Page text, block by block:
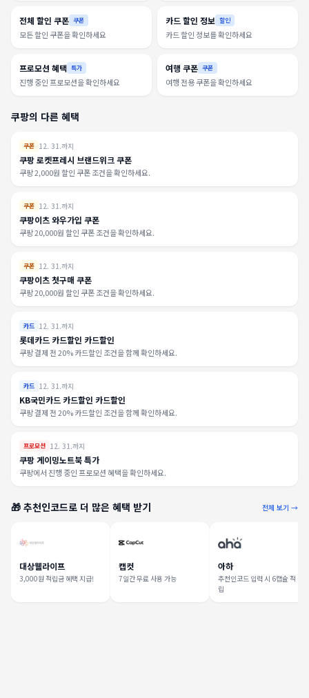
전체 할인 쿠폰 쿠폰
모든 할인 쿠폰을 확인하세요
카드 할인 정보 할인
카드 할인 정보를 확인하세요
프로모션 혜택 특가
진행 중인 프로모션을 확인하세요
여행 쿠폰 쿠폰
여행 전용 쿠폰을 확인하세요
쿠팡의 다른 혜택
쿠폰 12. 31.까지
쿠팡 로켓프레시 브랜드위크 쿠폰
쿠팡 2,000원 할인 쿠폰 조건을 확인하세요.
쿠폰 12. 31.까지
쿠팡이츠 와우가입 쿠폰
쿠팡 20,000원 할인 쿠폰 조건을 확인하세요.
쿠폰 12. 31.까지
쿠팡이츠 첫구매 쿠폰
쿠팡 20,000원 할인 쿠폰 조건을 확인하세요.
카드 12. 31.까지
롯데카드 카드할인 카드할인
쿠팡 결제 전 20% 카드할인 조건을 함께 확인하세요.
카드 12. 31.까지
KB국민카드 카드할인 카드할인
쿠팡 결제 전 20% 카드할인 조건을 함께 확인하세요.
프로모션 12. 31.까지
쿠팡 게이밍노트북 특가
쿠팡에서 진행 중인 프로모션 혜택을 확인하세요.
🎁 추천인코드로 더 많은 혜택 받기 전체 보기 →
대상웰라이프
3,000원 적립금 혜택 지급!
캡컷
7일간 무료 사용 가능
아하
추천인코드 입력 시 6캡슐 적
립